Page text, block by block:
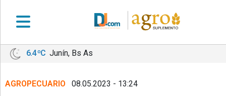
•
•
6.4 ºC Junín, Bs As
AGROPECUARIO 08.05.2023 - 13:24